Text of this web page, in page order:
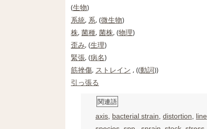
(生物)
系統, 系, (微生物)
株, 菌種, 菌株, (物理)
歪み, (生理)
緊張, (病名)
筋挫傷, ストレイン , ((動詞))
引っ張る
関連語
axis, bacterial strain, distortion, line